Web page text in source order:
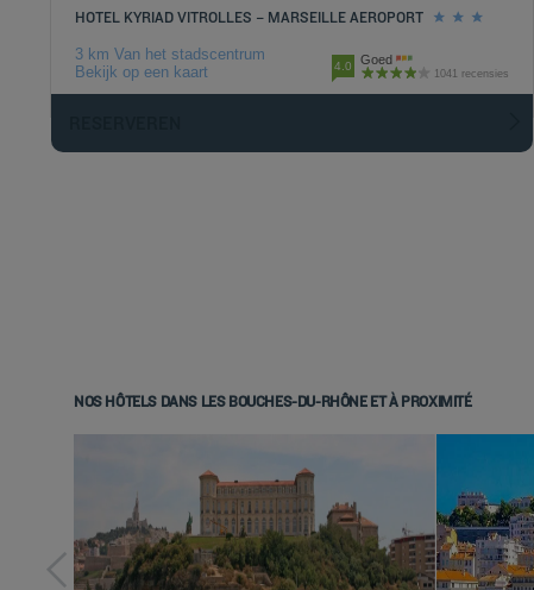
HOTEL KYRIAD VITROLLES – MARSEILLE AEROPORT
3 km Van het stadscentrum
Bekijk op een kaart
4.0 Goed
1041 recensies
NOS HÔTELS DANS LES BOUCHES-DU-RHÔNE ET À PROXIMITÉ